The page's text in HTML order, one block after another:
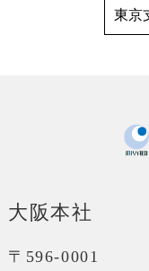
東京
大阪本社
〒596-0001